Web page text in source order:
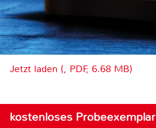
Jetzt laden (, PDF, 6.68 MB)
kostenloses Probeexemplar